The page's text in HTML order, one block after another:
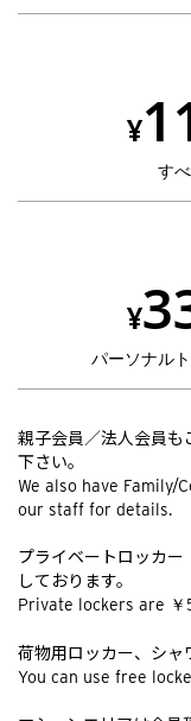
¥
す
¥
パーソナル
親子会員／法人会員
下さい。
We also have Family/
our staff for details.
プライベートロッカ
しております。
Private lockers are
荷物用ロッカー、シャ
You can use free